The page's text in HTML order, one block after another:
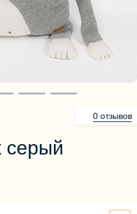
серый
0 отзывов